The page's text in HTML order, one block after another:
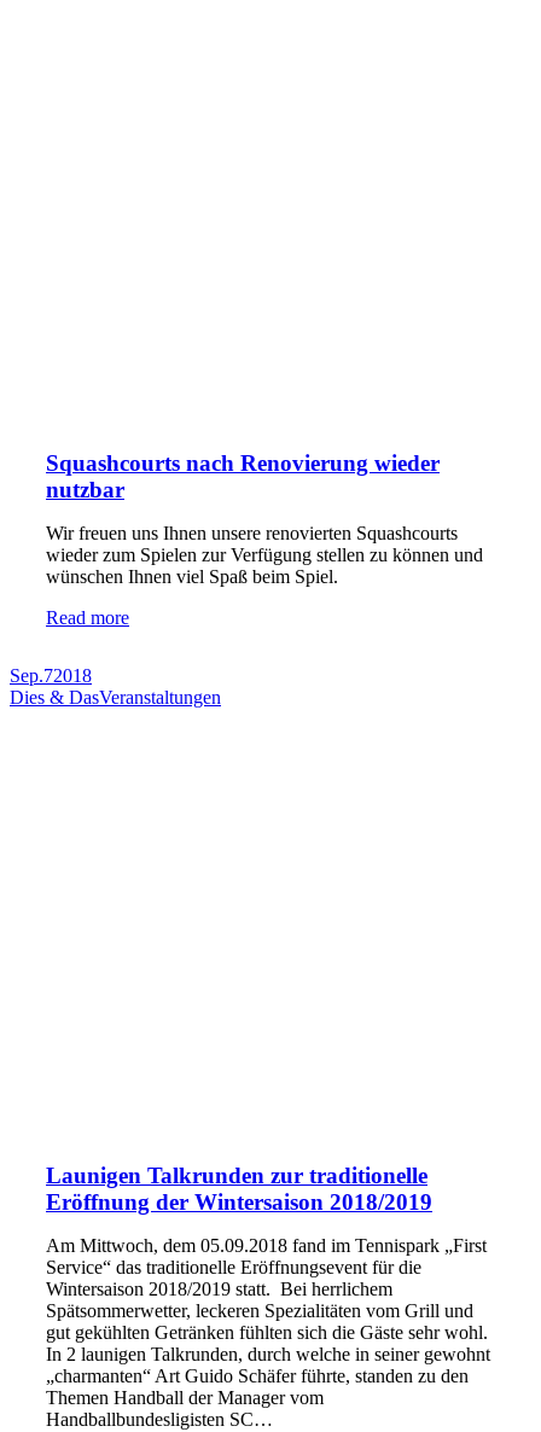
Squashcourts nach Renovierung wieder
nutzbar
Wir freuen uns Ihnen unsere renovierten Squashcourts
wieder zum Spielen zur Verfügung stellen zu können und
wünschen Ihnen viel Spaß beim Spiel.
Read more
Sep.72018
Dies & DasVeranstaltungen
Launigen Talkrunden zur traditionelle
Eröffnung der Wintersaison 2018/2019
Am Mittwoch, dem 05.09.2018 fand im Tennispark „First
Service“ das traditionelle Eröffnungsevent für die
Wintersaison 2018/2019 statt. Bei herrlichem
Spätsommerwetter, leckeren Spezialitäten vom Grill und
gut gekühlten Getränken fühlten sich die Gäste sehr wohl.
In 2 launigen Talkrunden, durch welche in seiner gewohnt
„charmanten“ Art Guido Schäfer führte, standen zu den
Themen Handball der Manager vom
Handballbundesligisten SC…